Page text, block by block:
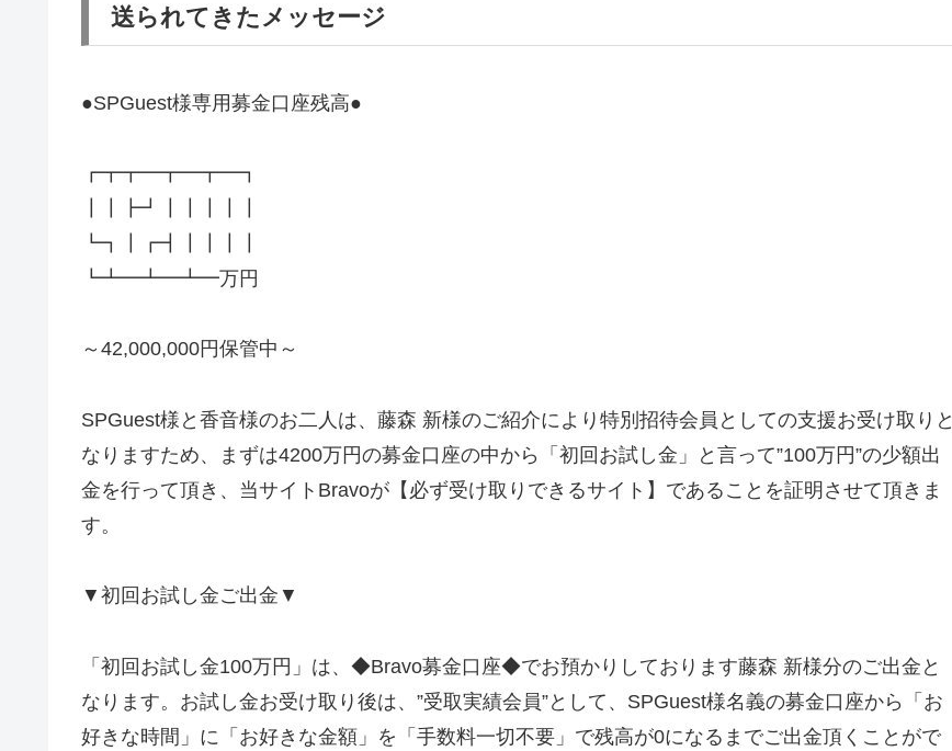
送られてきたメッセージ
●SPGuest様専用募金口座残高●
┏┳┳━┳━┳━┓
┃┃┣┛┃┃┃┃┃
┗┓┃┏┫┃┃┃┃
┗┻━┻━┻━万円
～42,000,000円保管中～
SPGuest様と香音様のお二人は、藤森 新様のご紹介により特別招待会員としての支援お受け取りと
なりますため、まずは4200万円の募金口座の中から「初回お試し金」と言って”100万円”の少額出
金を行って頂き、当サイトBravoが【必ず受け取りできるサイト】であることを証明させて頂きま
す。
▼初回お試し金ご出金▼
「初回お試し金100万円」は、◆Bravo募金口座◆でお預かりしております藤森 新様分のご出金と
なります。お試し金お受け取り後は、”受取実績会員”として、SPGuest様名義の募金口座から「お
好きな時間」に「お好きな金額」を「手数料一切不要」で残高が0になるまでご出金頂くことがで